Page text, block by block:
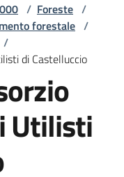
/ Foreste /
forestale /
/
di Castelluccio
Utilisti